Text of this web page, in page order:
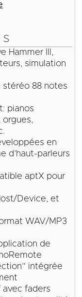
Hammer III,
simulation
stéréo 88 notes
pianos
orgues,
en
d’haut-parleurs
aptX pour
Device, et
WAV/MP3
de
intégrée
avec faders